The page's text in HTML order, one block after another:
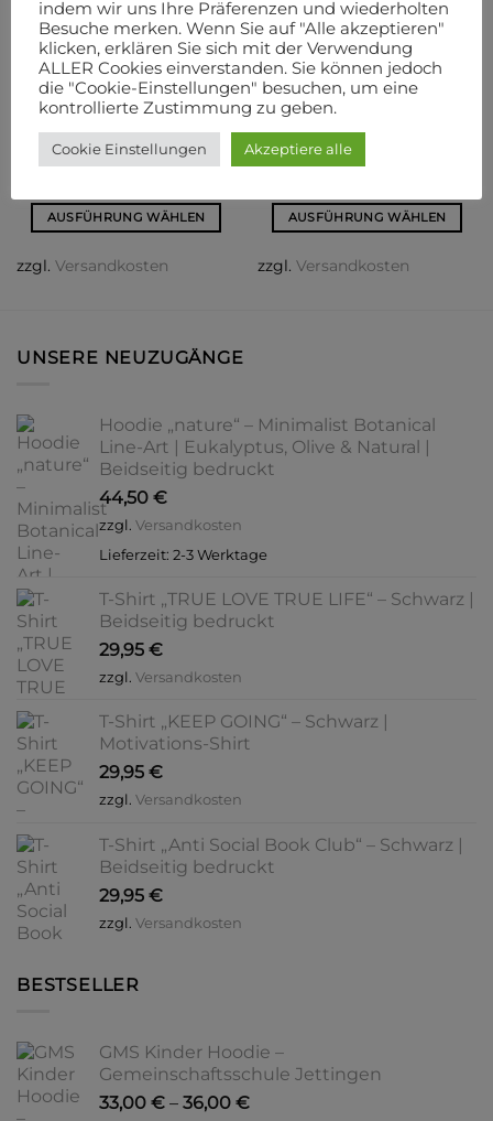
HAKRO HEMD NATURAL
STRETCH REGULAR
AUSFÜHRUNG WÄHLEN
Produkt
auf.
können
auf
der
Produktseite
gewählt
zzgl. Versandkosten
Cesa Hooded
AUSFÜHRUNG WÄHLEN
Produkt
können
auf
zzgl. Versandkosten
UNSERE NEUZUGÄNGE
Hoodie „nature“ – Minimalist Botanical
Line-Art | Eukalyptus, Olive & Natural |
Beidseitig bedruckt
44,50 €
zzgl. Versandkosten
Lieferzeit: 2-3 Werktage
T-Shirt „TRUE LOVE TRUE LIFE“ – Schwarz |
Beidseitig bedruckt
29,95 €
zzgl. Versandkosten
T-Shirt „KEEP GOING“ – Schwarz |
Motivations-Shirt
29,95 €
zzgl. Versandkosten
T-Shirt „Anti Social Book Club“ – Schwarz |
Beidseitig bedruckt
29,95 €
zzgl. Versandkosten
BESTSELLER
GMS Kinder Hoodie –
Gemeinschaftsschule Jettingen
33,00 € – 36,00 €
indem wir uns Ihre Präferenzen und wiederholten
Besuche merken. Wenn Sie auf "Alle akzeptieren"
klicken, erklären Sie sich mit der Verwendung
ALLER Cookies einverstanden. Sie können jedoch
die "Cookie-Einstellungen" besuchen, um eine
kontrollierte Zustimmung zu geben.
Cookie Einstellungen Akzeptiere alle